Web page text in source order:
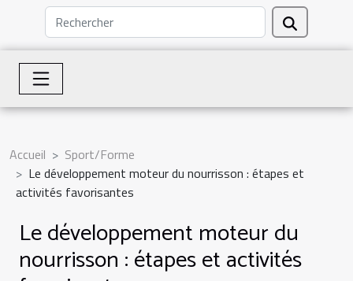
Accueil
Sport/Forme
Le développement moteur du nourrisson : étapes et
activités favorisantes
Le développement moteur du
nourrisson : étapes et activités